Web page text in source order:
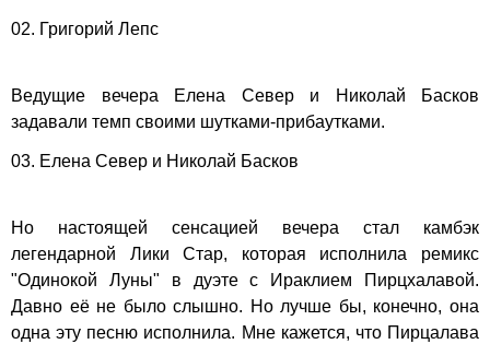
02. Григорий Лепс
Ведущие вечера Елена Север и Николай Басков
задавали темп своими шутками-прибаутками.
03. Елена Север и Николай Басков
Но настоящей сенсацией вечера стал камбэк
легендарной Лики Стар, которая исполнила ремикс
"Одинокой Луны" в дуэте с Ираклием Пирцхалавой.
Давно её не было слышно. Но лучше бы, конечно, она
одна эту песню исполнила. Мне кажется, что Пирцалава